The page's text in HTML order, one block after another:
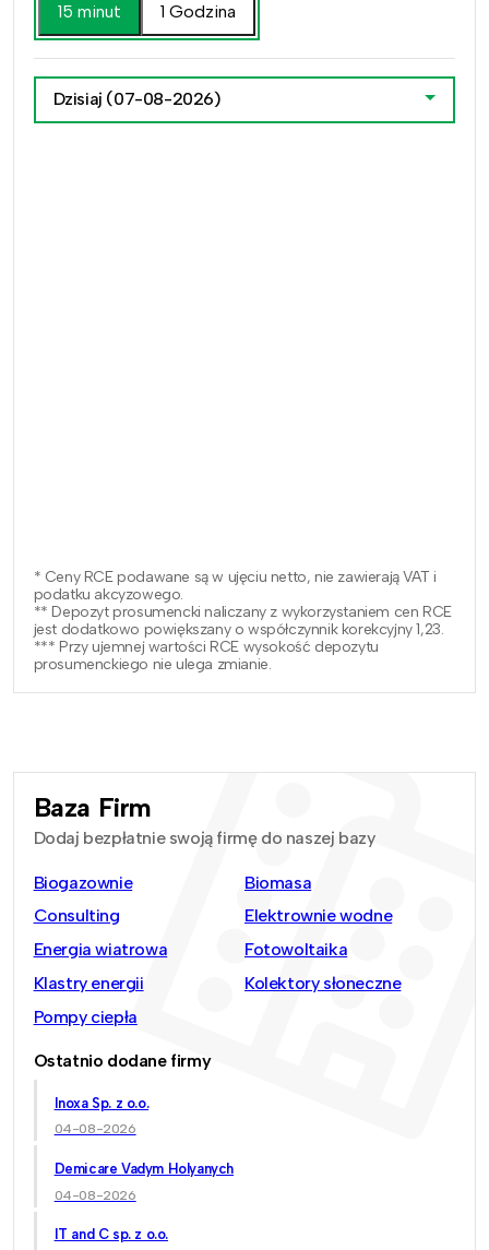
15 minut
1 Godzina
Dzisiaj (07-08-2026)
* Ceny RCE podawane są w ujęciu netto, nie zawierają VAT i
podatku akcyzowego.
** Depozyt prosumencki naliczany z wykorzystaniem cen RCE
jest dodatkowo powiększany o współczynnik korekcyjny 1,23.
*** Przy ujemnej wartości RCE wysokość depozytu
prosumenckiego nie ulega zmianie.
Baza Firm
Dodaj bezpłatnie swoją firmę do naszej bazy
Biogazownie
Biomasa
Consulting
Elektrownie wodne
Energia wiatrowa
Fotowoltaika
Klastry energii
Kolektory słoneczne
Pompy ciepła
Ostatnio dodane firmy
Inoxa Sp. z o.o.
04-08-2026
Demicare Vadym Holyanych
04-08-2026
IT and C sp. z o.o.